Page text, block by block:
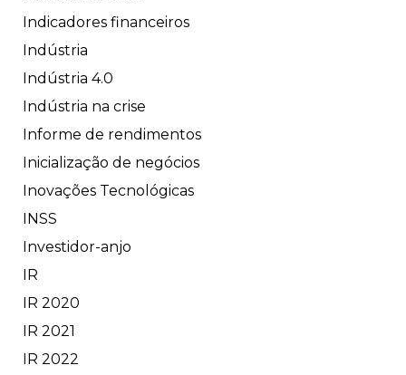
Indicadores financeiros
Indústria
Indústria 4.0
Indústria na crise
Informe de rendimentos
Inicialização de negócios
Inovações Tecnológicas
INSS
Investidor-anjo
IR
IR 2020
IR 2021
IR 2022